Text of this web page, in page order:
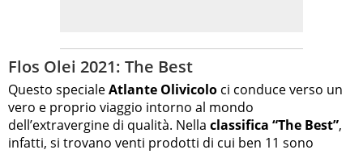
Flos Olei 2021: The Best
Questo specialeAtlante Olivicolo ci conduce verso un
vero e proprio viaggio intorno al mondo
dell’extravergine di qualità. Nella classifica “The Best”,
infatti, si trovano venti prodotti di cui ben 11 sono